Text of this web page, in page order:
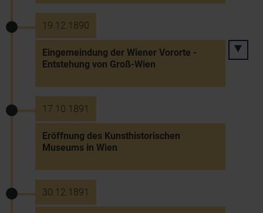
19.12.1890
Eingemeindung der Wiener Vororte -
Entstehung von Groß-Wien
17.10.1891
Eröffnung des Kunsthistorischen
Museums in Wien
30.12.1891